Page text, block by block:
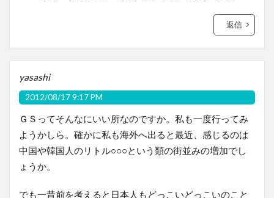
返信
yasashi
2012/08/17 9:17 PM
ＧＳってそんなにいい所なのですか。私も一度行ってみ
ようかしら。確かに私も海外へ出ると最近、感じるのは
中国や韓国人のリトル○○○という類の街並みの増加でし
ょうか。
でも一昔前を考えると日本人もどっこいどっこいのこと